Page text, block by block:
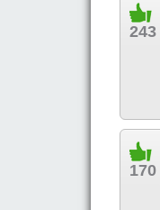
243
170